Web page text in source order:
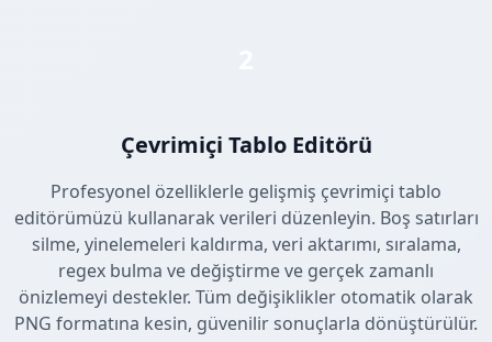
Çevrimiçi Tablo Editörü
Profesyonel özelliklerle gelişmiş çevrimiçi tablo
editörümüzü kullanarak verileri düzenleyin. Boş satırları
silme, yinelemeleri kaldırma, veri aktarımı, sıralama,
regex bulma ve değiştirme ve gerçek zamanlı
önizlemeyi destekler. Tüm değişiklikler otomatik olarak
PNG formatına kesin, güvenilir sonuçlarla dönüştürülür.